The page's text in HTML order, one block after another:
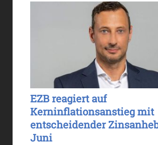
EZB reagiert auf
Kerninflationsanstieg mit
entscheidender
Juni